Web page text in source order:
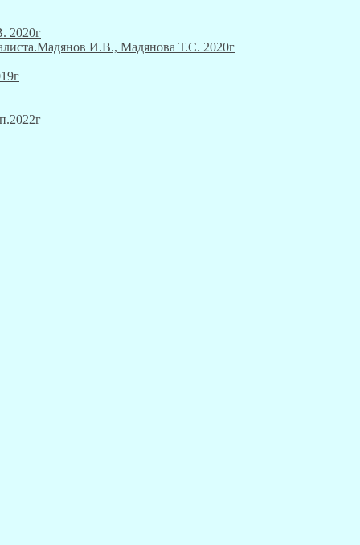
2020г
И.В., Мадянова Т.С. 2020г